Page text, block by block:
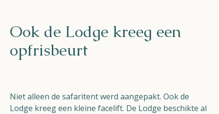
Ook de Lodge kreeg een
opfrisbeurt
Niet alleen de safaritent werd aangepakt. Ook de
Lodge kreeg een kleine facelift. De Lodge beschikte al